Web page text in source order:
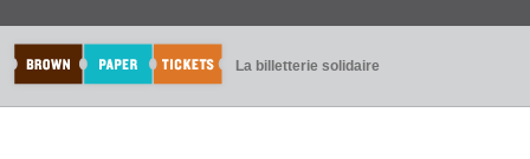
La billetterie solidaire